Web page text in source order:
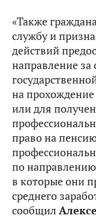
«Также
службу и
действий
направление за
на
или для
право на
по направлению
в которые они
среднего
сообщил